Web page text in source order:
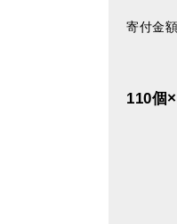
寄付金額
110個